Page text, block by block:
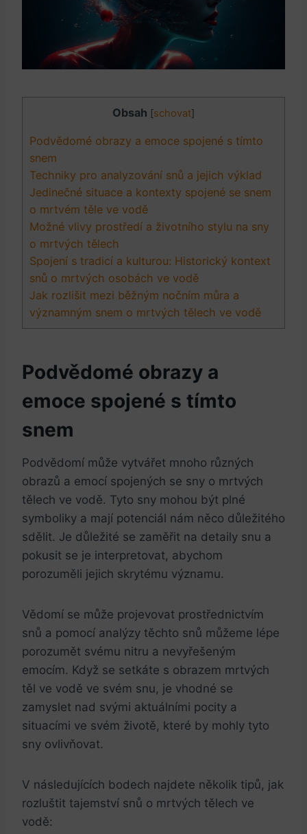
Obsah [schovat]
Podvědomé obrazy a emoce spojené s tímto
snem
Techniky pro analyzování snů a jejich výklad
Jedinečné situace a kontexty spojené se snem
o mrtvém těle ve vodě
Možné vlivy prostředí a životního stylu na sny
o mrtvých tělech
Spojení s tradicí a kulturou: Historický kontext
snů o mrtvých osobách ve vodě
Jak rozlišit mezi běžným nočním můra a
významným snem o mrtvých tělech ve vodě
Podvědomé obrazy a
emoce spojené s tímto
snem
Podvědomí může vytvářet mnoho různých
obrazů a emocí spojených se sny o mrtvých
tělech ve vodě. Tyto sny mohou být plné
symboliky a mají potenciál nám něco důležitého
sdělit. Je důležité se zaměřit na detaily snu a
pokusit se je interpretovat, abychom
porozuměli jejich skrytému významu.
Vědomí se může projevovat prostřednictvím
snů a pomocí analýzy těchto snů můžeme lépe
porozumět svému nitru a nevyřešeným
emocím. Když se setkáte s obrazem mrtvých
těl ve vodě ve svém snu, je vhodné se
zamyslet nad svými aktuálními pocity a
situacími ve svém životě, které by mohly tyto
sny ovlivňovat.
V následujících bodech najdete několik tipů, jak
rozluštit tajemství snů o mrtvých tělech ve
vodě: